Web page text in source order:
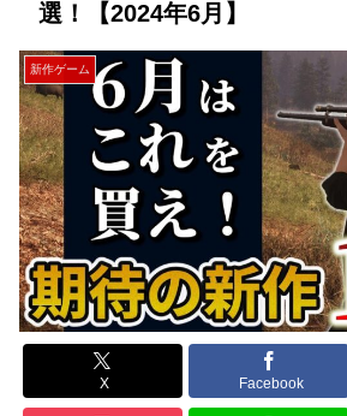
選！【2024年6月】
新作ゲーム
X Facebook